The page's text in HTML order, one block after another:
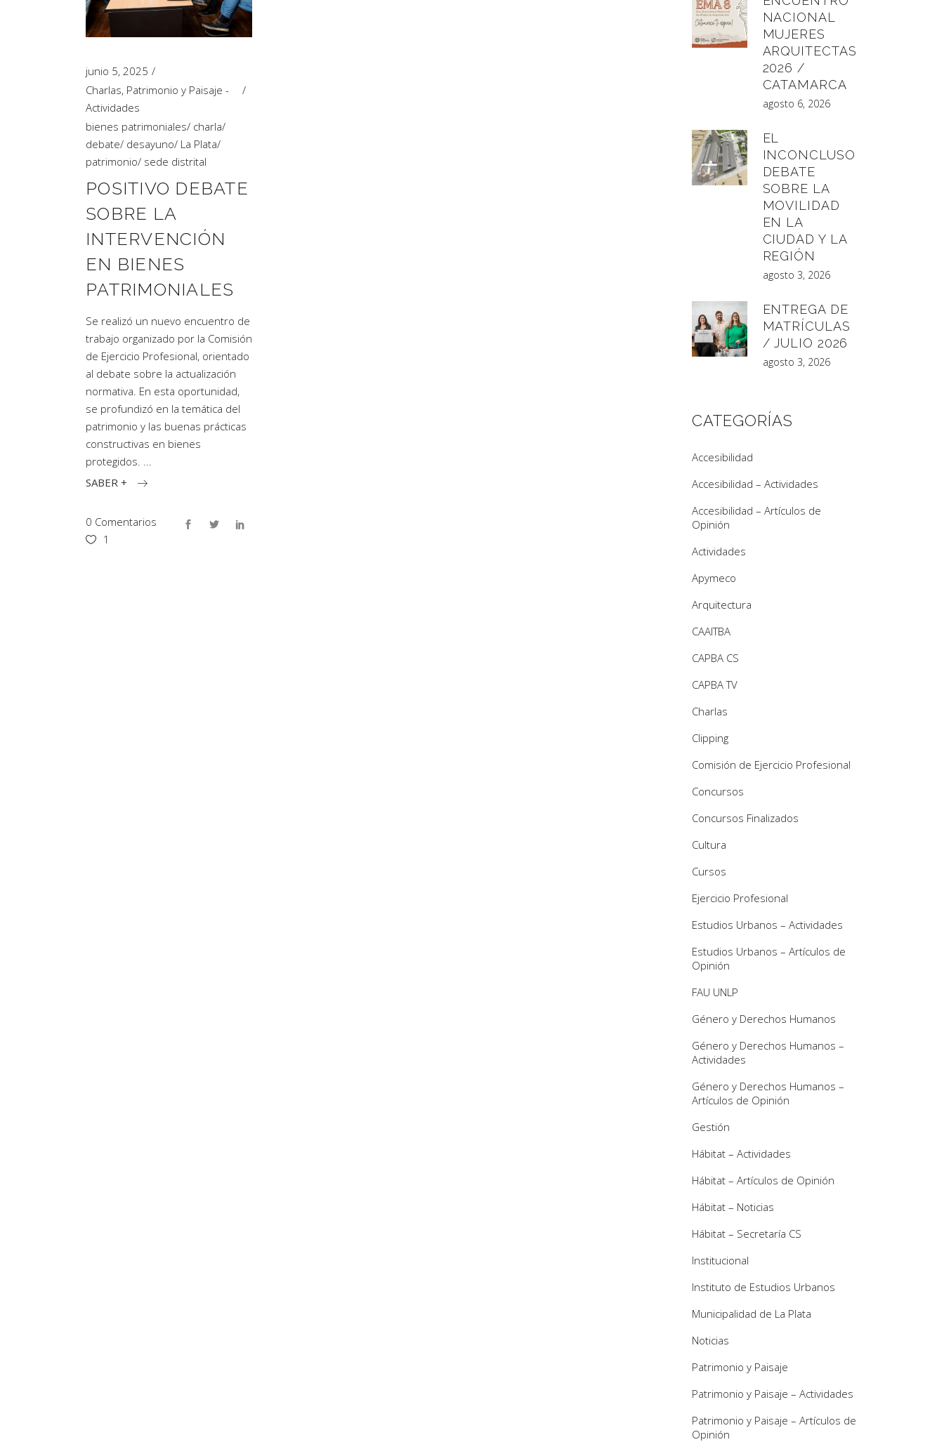
Artículos de Opinión
Actividades
junio 5, 2025
Charlas, Patrimonio y Paisaje -
Actividades
bienes patrimoniales/ charla/
debate/ desayuno/ La Plata/
patrimonio/ sede distrital
POSITIVO DEBATE
SOBRE LA
INTERVENCIÓN
EN BIENES
PATRIMONIALES
Se realizó un nuevo encuentro de
trabajo organizado por la Comisión
de Ejercicio Profesional, orientado
al debate sobre la actualización
normativa. En esta oportunidad,
se profundizó en la temática del
patrimonio y las buenas prácticas
constructivas en bienes
protegidos.
SABER +
0 Comentarios
1
NACIONAL
MUJERES
ARQUITECTAS
2026 /
CATAMARCA
agosto 6, 2026
EL
INCONCLUSO
DEBATE
SOBRE LA
MOVILIDAD
EN LA
CIUDAD Y LA
REGIÓN
agosto 3, 2026
ENTREGA DE
MATRÍCULAS
/ JULIO 2026
agosto 3, 2026
CATEGORÍAS
Accesibilidad
Accesibilidad – Actividades
Accesibilidad – Artículos de
Opinión
Actividades
Apymeco
Arquitectura
CAAITBA
CAPBA CS
CAPBA TV
Charlas
Clipping
Comisión de Ejercicio Profesional
Concursos
Concursos Finalizados
Cultura
Cursos
Ejercicio Profesional
Estudios Urbanos – Actividades
Estudios Urbanos – Artículos de
Opinión
FAU UNLP
Género y Derechos Humanos
Género y Derechos Humanos –
Actividades
Género y Derechos Humanos –
Artículos de Opinión
Gestión
Hábitat – Actividades
Hábitat – Artículos de Opinión
Hábitat – Noticias
Hábitat – Secretaría CS
Institucional
Instituto de Estudios Urbanos
Municipalidad de La Plata
Noticias
Patrimonio y Paisaje
Patrimonio y Paisaje – Actividades
Patrimonio y Paisaje – Artículos de
Opinión